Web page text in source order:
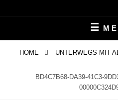
to
PERIFAIR
HOME UNTERWEGS MIT
BD4C7B68-DA39-41C3-